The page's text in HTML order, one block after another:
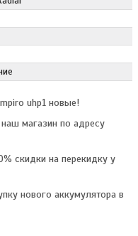
uhp1 новые!
магазин по адресу
скидки на перекидку у
нового аккумулятора в